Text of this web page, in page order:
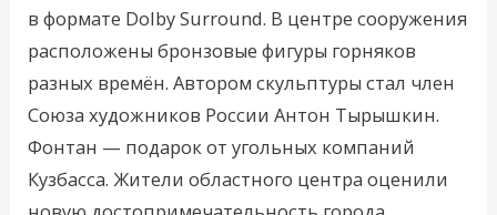
в формате Dolby Surround. В центре сооружения
расположены бронзовые фигуры горняков
разных времён. Автором скульптуры стал член
Союза художников России Антон Тырышкин.
Фонтан — подарок от угольных компаний
Кузбасса. Жители областного центра оценили